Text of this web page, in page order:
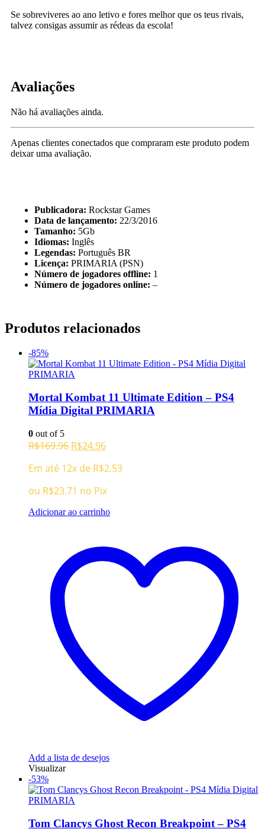
Se sobreviveres ao ano letivo e fores melhor que os teus rivais,
talvez consigas assumir as rédeas da escola!
Avaliações
Não há avaliações ainda.
Apenas clientes conectados que compraram este produto podem
deixar uma avaliação.
Publicadora: Rockstar Games
Data de lançamento: 22/3/2016
Tamanho: 5Gb
Idiomas: Inglês
Legendas: Português BR
Licença: PRIMARIA (PSN)
Número de jogadores offline: 1
Número de jogadores online: –
Produtos relacionados
-85%
Mortal Kombat 11 Ultimate Edition – PS4
Mídia Digital PRIMARIA
0 out of 5
R$169.96 O
original
era:
R$169.96.
R$24.96O
atual
R$24.96.
Em até 12x de R$2.53
ou R$23.71 no Pix
Adicionar ao carrinho
Add a lista de desejos
Visualizar
-53%
Tom Clancys Ghost Recon Breakpoint – PS4